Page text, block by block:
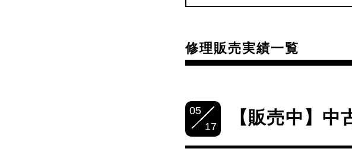
修理販売実績一覧
05
17
【販売中】